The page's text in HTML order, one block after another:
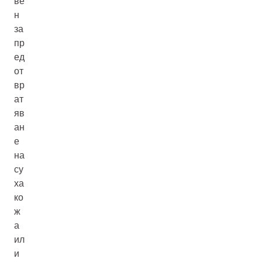
н
за
пр
ед
от
вр
ат
яв
ан
е
на
су
ха
ко
ж
а
ил
и